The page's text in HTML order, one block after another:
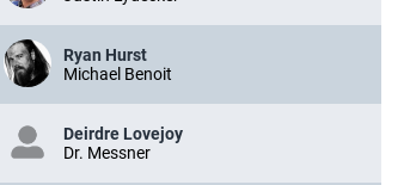
Ryan Hurst
Michael Benoit
Deirdre Lovejoy
Dr. Messner